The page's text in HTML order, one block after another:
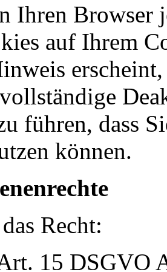
Ihren Browser
auf Ihrem
führen, dass
können.
Recht:
15 DSGVO